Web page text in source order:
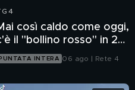
così caldo come oggi,
il "bollino rosso" in 27
PUNTATA INTERA 06 ago | Rete 4